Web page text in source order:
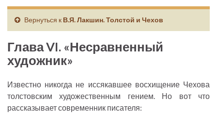
Вернуться к В.Я. Лакшин. Толстой и Чехов
Глава VI. «Несравненный
художник»
Известно никогда не иссякавшее восхищение Чехова
толстовским художественным гением. Но вот что
рассказывает современник писателя: